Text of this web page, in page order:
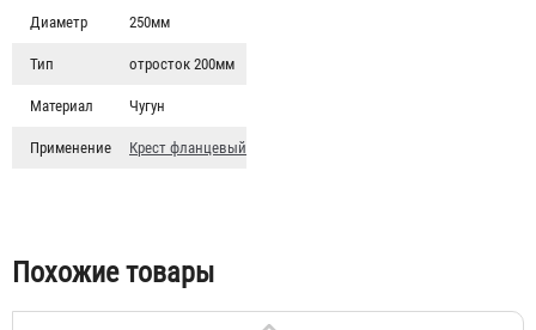
Диаметр 250мм
Тип отросток 200мм
Материал Чугун
Применение Крест фланцевый
Похожие товары
Крест фланцевый с пожарной подставкой ППКФ (чугун)